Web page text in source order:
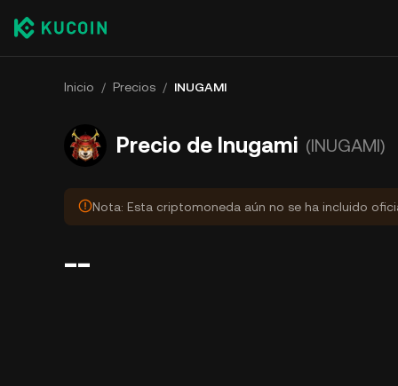
Inicio / Precios / INUGAMI
Precio de Inugami (INUGAMI)
Nota: Esta criptomoneda aún no se ha incluido
--